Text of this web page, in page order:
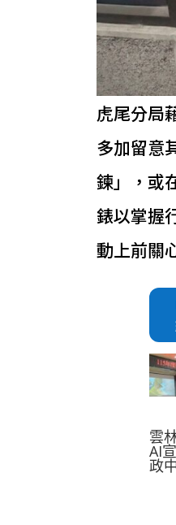
虎尾分局
多加留意
鍊」，或
錶以掌握
動上前關
雲
AI
政